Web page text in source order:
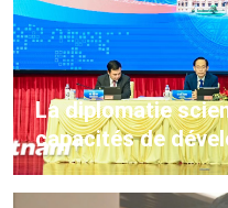
La diplomatie
capacités de